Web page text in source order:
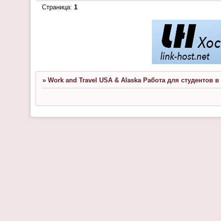
Страница: 1
» Work and Travel USA & Alaska Работа для студентов